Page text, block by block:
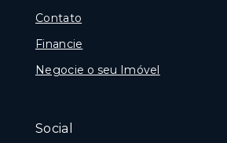
Contato
Financie
Negocie o seu Imóvel
Social